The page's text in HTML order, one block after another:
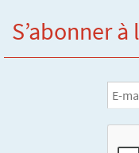
S’abonner